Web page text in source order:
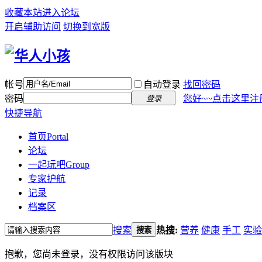
收藏本站进入论坛
开启辅助访问 切换到宽版
帐号 自动登录 找回密码
密码
登录
您好~~点击这里注
快捷导航
首页Portal
论坛
一起玩吧Group
专家护航
记录
档案区
搜索 搜索 热搜: 营养 健康 手工 实验
抱歉，您尚未登录，没有权限访问该版块